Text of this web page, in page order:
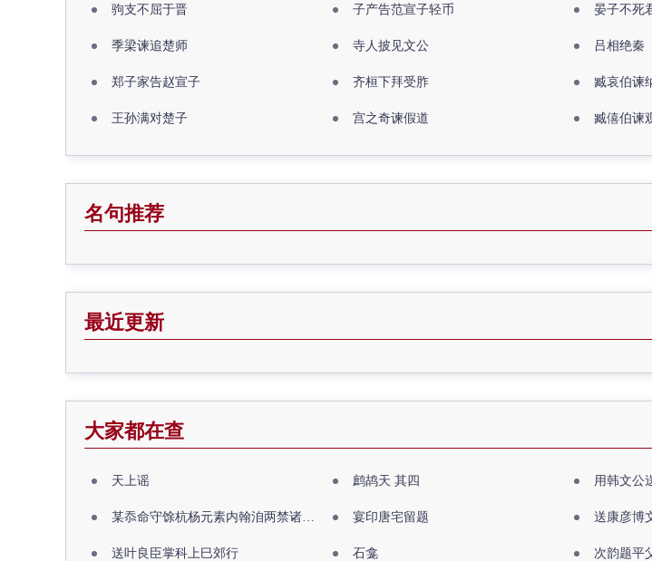
驹支不屈于晋 子产告范宣子轻币 晏子不死
季梁谏追楚师 寺人披见文公 吕相绝秦
郑子家告赵宣子 齐桓下拜受胙 臧哀伯谏
王孙满对楚子 宫之奇谏假道 臧僖伯谏
名句推荐
最近更新
大家都在查
天上谣 鹧鸪天 其四 用韩文公送
某忝命守馀杭杨元素内翰洎两禁诸公出祖佛寺 宴印唐宅留题 送康彦博
送叶良臣掌科上巳郊行 石龛 次韵题平